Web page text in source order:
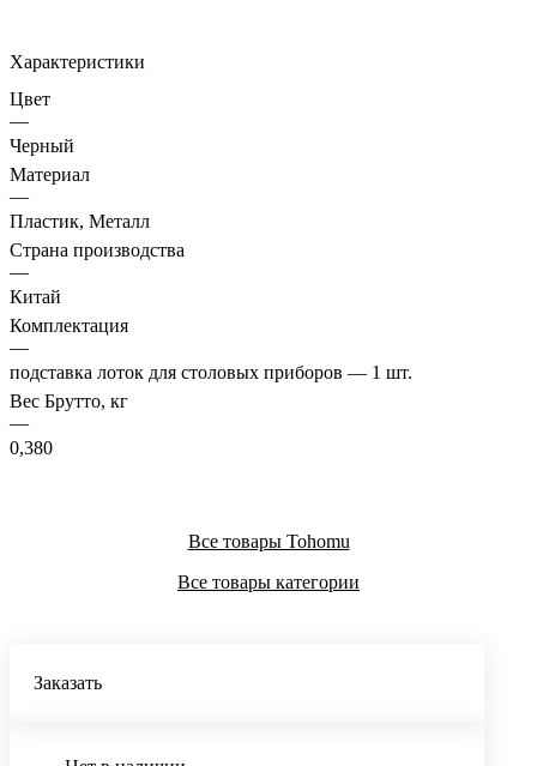
Характеристики
Цвет
—
Черный
Материал
—
Пластик, Металл
Страна производства
—
Китай
Комплектация
—
подставка лоток для столовых приборов — 1 шт.
Вес Брутто, кг
—
0,380
Все товары Tohomu
Все товары категории
Заказать